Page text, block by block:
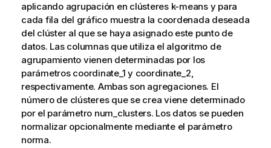
aplicando agrupación en clústeres k-means y para
cada fila del gráfico muestra la coordenada deseada
del clúster al que se haya asignado este punto de
datos. Las columnas que utiliza el algoritmo de
agrupamiento vienen determinadas por los
parámetros coordinate_1 y coordinate_2,
respectivamente. Ambas son agregaciones. El
número de clústeres que se crea viene determinado
por el parámetro num_clusters. Los datos se pueden
normalizar opcionalmente mediante el parámetro
norma.